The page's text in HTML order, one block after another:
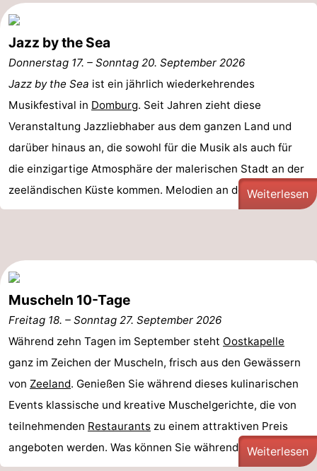
Jazz by the Sea
Donnerstag 17. – Sonntag 20. September 2026
Jazz by the Sea ist ein jährlich wiederkehrendes
Musikfestival in Domburg. Seit Jahren zieht diese
Veranstaltung Jazzliebhaber aus dem ganzen Land und
darüber hinaus an, die sowohl für die Musik als auch für
die einzigartige Atmosphäre der malerischen Stadt an der
zeeländischen Küste kommen. Melodien an der ...Weiterlesen
Muscheln 10-Tage
Freitag 18. – Sonntag 27. September 2026
Während zehn Tagen im September steht Oostkapelle
ganz im Zeichen der Muscheln, frisch aus den Gewässern
von Zeeland. Genießen Sie während dieses kulinarischen
Events klassische und kreative Muschelgerichte, die von
teilnehmenden Restaurants zu einem attraktiven Preis
angeboten werden. Was können Sie während der ...Weiterlesen